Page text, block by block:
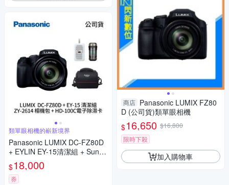
類單眼相機的嶄新境界
Panasonic LUMIX DC-FZ80D
+ EYLIN EY-15清潔組 + SunLi
ght ZY-2614相機包 + EirMai 銳
瑪 HD-100C電子除濕卡 FZ80
D (公司貨)
$18,000
券
商店 Panasonic LUMIX FZ80
D (公司貨)類單眼相機
$16,650 $16,800
限時下殺
加入購物車